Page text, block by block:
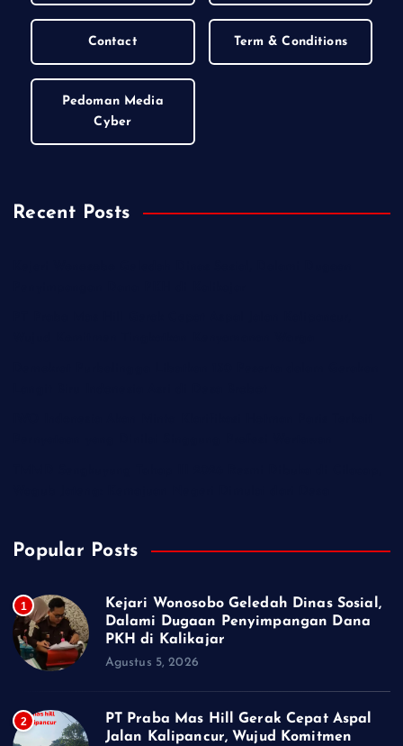
Contact Term & Conditions
Pedoman Media
Cyber
Recent Posts
Popular Posts
1
Kejari Wonosobo Geledah Dinas Sosial,
Dalami Dugaan Penyimpangan Dana
PKH di Kalikajar
Agustus 5, 2026
2
PT Praba Mas Hill Gerak Cepat Aspal
Jalan Kalipancur, Wujud Komitmen